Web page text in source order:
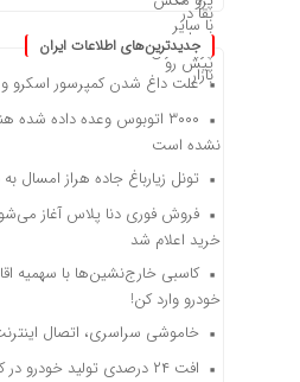
جدیدترین‌های اطلاعات ایران
علت داغ شدن کمپرسور اسکرو و
۳۰۰۰ اتوبوس وعده داده شده
نشده است
تونل زیارباغ جاده هراز امسال
فروش فوری دنا پلاس آغاز
خرید اعلام شد
خودرو وارد کن!
خاموشی سراسری، اتصال
افت ۲۴ درصدی تولید خودرو در کشور